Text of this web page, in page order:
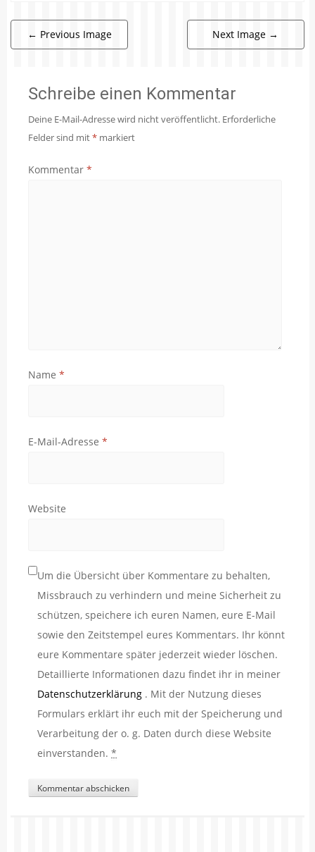
← Previous Image Next Image →
Schreibe einen Kommentar
Deine E-Mail-Adresse wird nicht veröffentlicht. Erforderliche
Felder sind mit* markiert
Kommentar *
Name *
E-Mail-Adresse *
Website
Um die Übersicht über Kommentare zu behalten,
Missbrauch zu verhindern und meine Sicherheit zu
schützen, speichere ich euren Namen, eure E-Mail
sowie den Zeitstempel eures Kommentars. Ihr könnt
eure Kommentare später jederzeit wieder löschen.
Detaillierte Informationen dazu findet ihr in meiner
Datenschutzerklärung . Mit der Nutzung dieses
Formulars erklärt ihr euch mit der Speicherung und
Verarbeitung der o. g. Daten durch diese Website
einverstanden. *